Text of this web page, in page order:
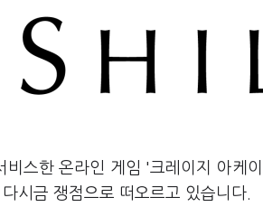
스한 온라인 게임 '크레이지 아케
시금 쟁점으로 떠오르고 있습니다.